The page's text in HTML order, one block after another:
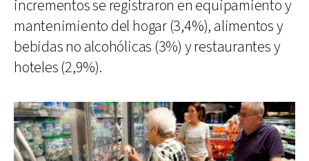
incrementos se registraron en equipamiento y
mantenimiento del hogar (3,4%), alimentos y
bebidas no alcohólicas (3%) y restaurantes y
hoteles (2,9%).